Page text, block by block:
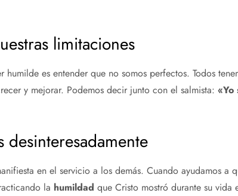
limitaciones
humilde es entender que no somos perfectos. Todos
y mejorar. Podemos decir junto con el salmista:«Yo
desinteresadamente
en el servicio a los demás. Cuando ayudamos a
la humildad que Cristo mostró durante su